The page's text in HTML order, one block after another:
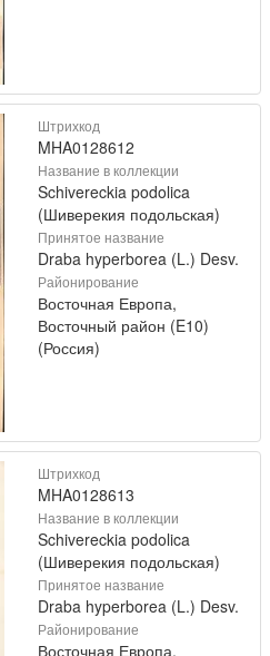
Штрихкод
MHA0128612
Название в коллекции
Schivereckia podolica
(Шиверекия подольская)
Принятое название
Draba hyperborea (L.) Desv.
Районирование
Восточная Европа,
Восточный район (E10)
(Россия)
Штрихкод
MHA0128613
Название в коллекции
Schivereckia podolica
(Шиверекия подольская)
Принятое название
Draba hyperborea (L.) Desv.
Районирование
Восточная Европа,